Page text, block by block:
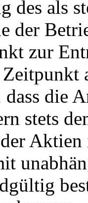
des als
der
zur
die
stets